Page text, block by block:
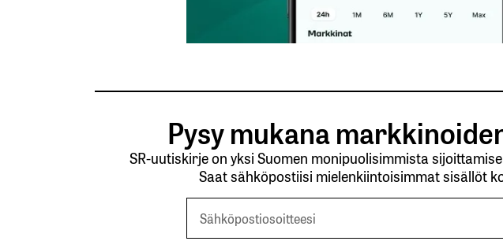
Pysy mukana
SR-uutiskirje on yksi Suomen monipuolisimmista
Saat sähköpostiisi mielenkiintoisimmat sisällöt